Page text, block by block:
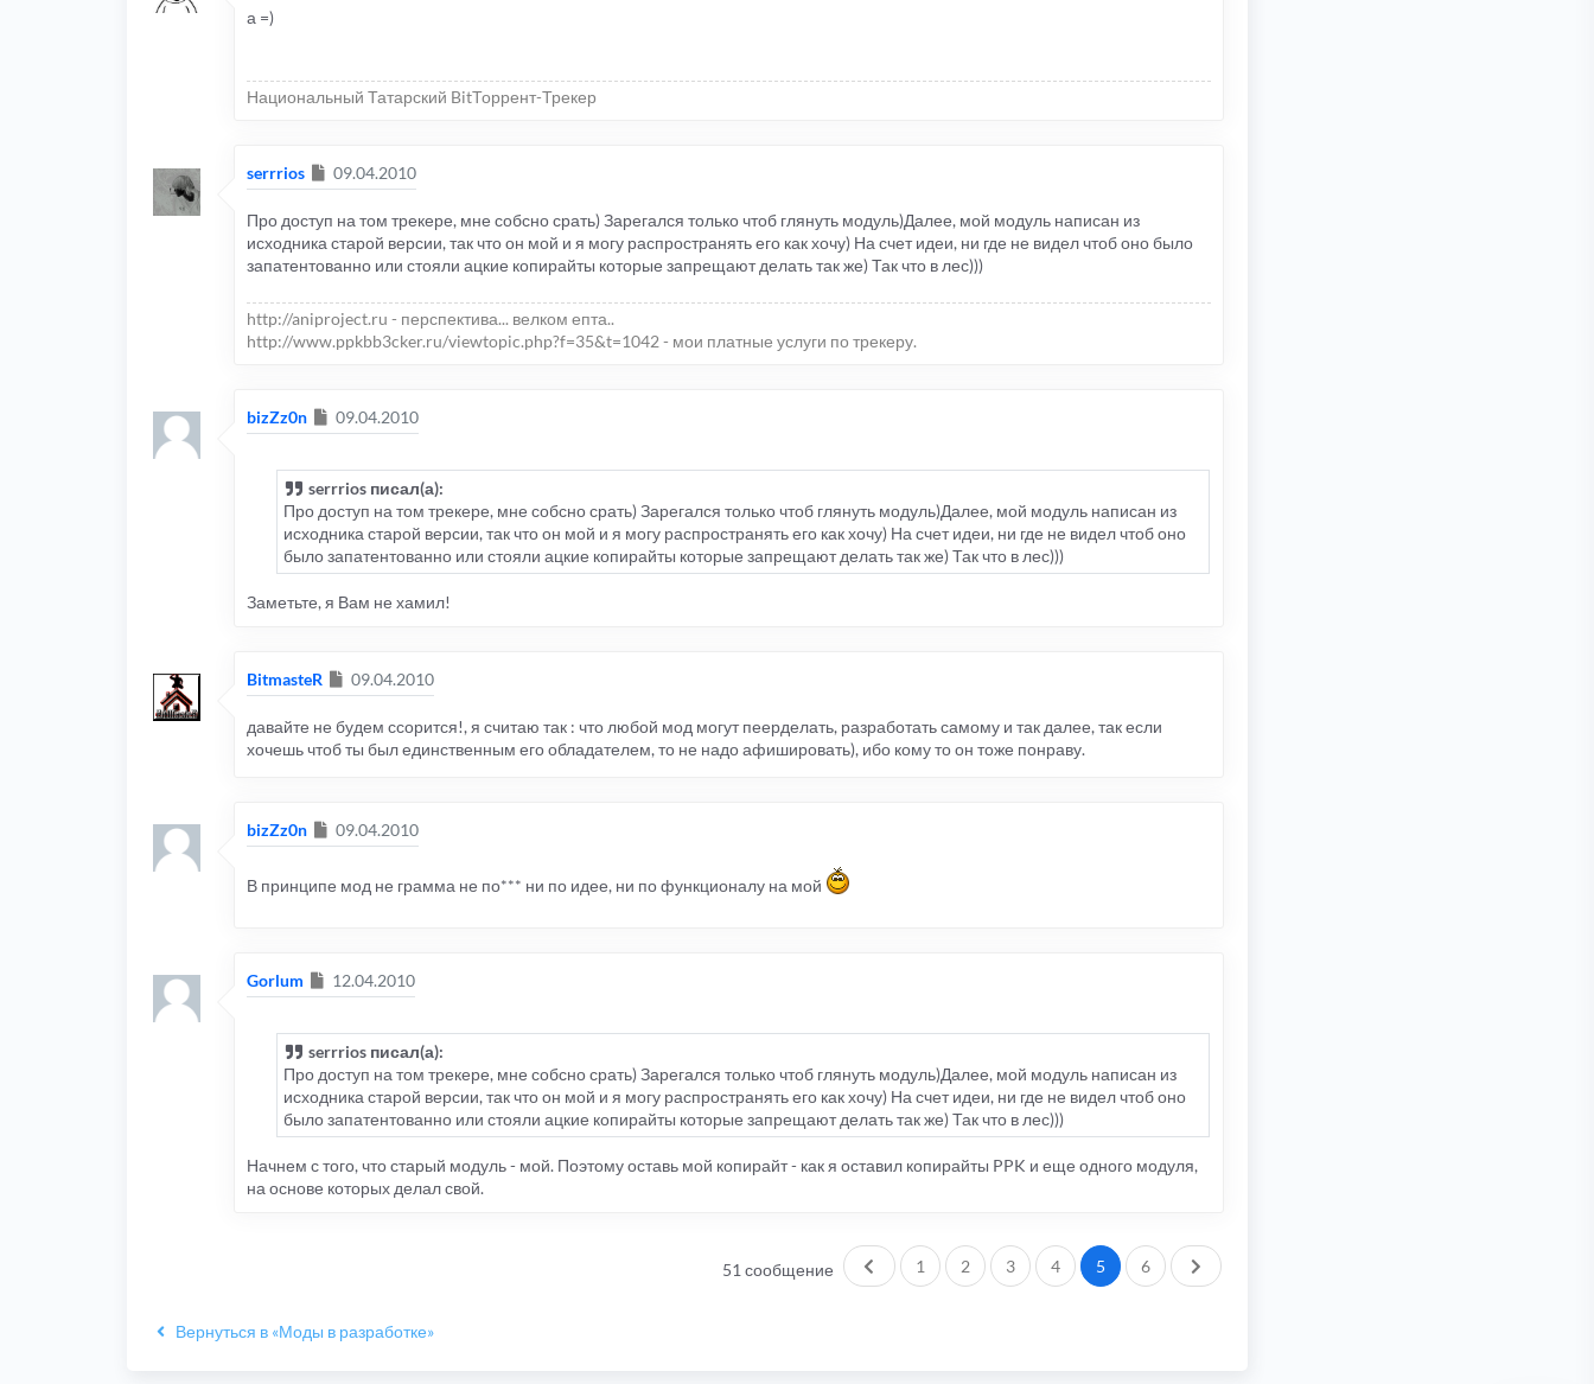
а =)
Национальный Татарский BitТоррент-Трекер
serrrios Сообщение
09.04.2010
Про доступ на том трекере, мне собсно срать) Зарегался только чтоб глянуть модуль)Далее, мой модуль написан из
исходника старой версии, так что он мой и я могу распространять его как хочу) На счет идеи, ни где не видел чтоб оно было
запатентованно или стояли ацкие копирайты которые запрещают делать так же) Так что в лес)))
http://aniproject.ru - перспектива... велком епта..
http://www.ppkbb3cker.ru/viewtopic.php?f=35&t=1042 - мои платные услуги по трекеру.
bizZz0n Сообщение
09.04.2010
serrrios писал(а):
Про доступ на том трекере, мне собсно срать) Зарегался только чтоб глянуть модуль)Далее, мой модуль написан из
исходника старой версии, так что он мой и я могу распространять его как хочу) На счет идеи, ни где не видел чтоб оно
было запатентованно или стояли ацкие копирайты которые запрещают делать так же) Так что в лес)))
Заметьте, я Вам не хамил!
BitmasteR Сообщение
09.04.2010
давайте не будем ссорится!, я считаю так : что любой мод могут пеерделать, разработать самому и так далее, так если
хочешь чтоб ты был единственным его обладателем, то не надо афишировать), ибо кому то он тоже понраву.
bizZz0n Сообщение
09.04.2010
В принципе мод не грамма не по*** ни по идее, ни по функционалу на мой
Gorlum Сообщение
12.04.2010
serrrios писал(а):
Про доступ на том трекере, мне собсно срать) Зарегался только чтоб глянуть модуль)Далее, мой модуль написан из
исходника старой версии, так что он мой и я могу распространять его как хочу) На счет идеи, ни где не видел чтоб оно
было запатентованно или стояли ацкие копирайты которые запрещают делать так же) Так что в лес)))
Начнем с того, что старый модуль - мой. Поэтому оставь мой копирайт - как я оставил копирайты PPK и еще одного модуля,
на основе которых делал свой.
51 сообщение Пред.1 2 3 4 5 6 След.
Вернуться в «Моды в разработке»